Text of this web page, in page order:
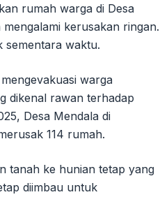
rumah warga di Desa
kerusakan ringan.
sementara waktu.
warga
dikenal rawan terhadap
Desa Mendala di
114 rumah.
tanah ke hunian tetap yang
diimbau untuk